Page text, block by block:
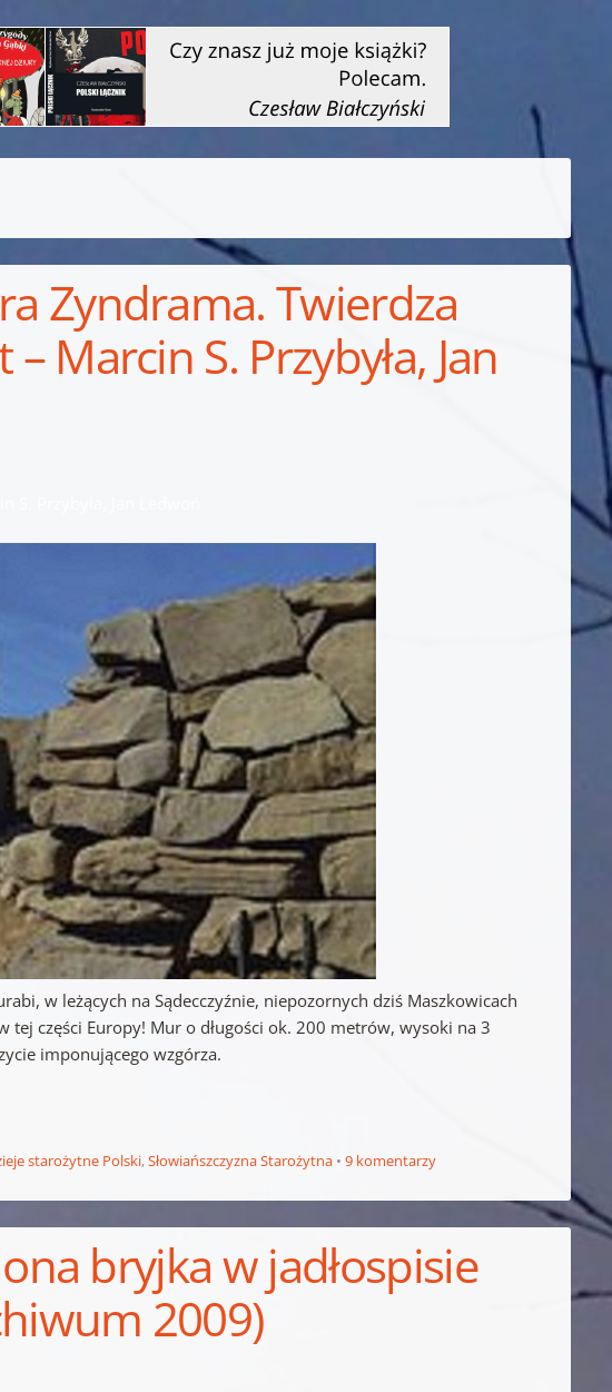
Zyndrama. Twierdza
Marcin S. Przybyła, Jan
w leżących na Sądecczyźnie, niepozornych dziś Maszkowicach
części Europy! Mur o długości ok. 200 metrów, wysoki na 3
imponującego wzgórza.
starożytne Polski,Słowiańszczyzna Starożytna 9 komentarzy
bryjka w jadłospisie
2009)